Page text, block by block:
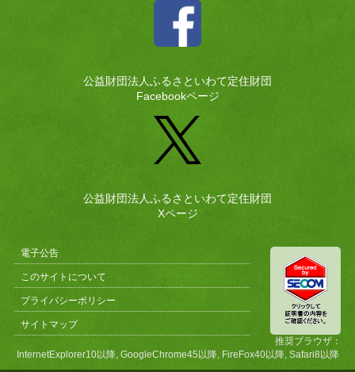
公益財団法人ふるさといわて定住財団
Facebookページ
公益財団法人ふるさといわて定住財団
Xページ
電子公告
このサイトについて
プライバシーポリシー
サイトマップ
推奨ブラウザ：
InternetExplorer10以降, GoogleChrome45以降, FireFox40以降, Safari8以降